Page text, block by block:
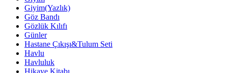
Giyim(Yazlık)
Göz Bandı
Gözlük Kılıfı
Günler
Hastane Çıkışı&Tulum Seti
Havlu
Havluluk
Hikaye Kitabı